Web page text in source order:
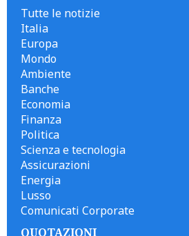
Tutte le notizie
Italia
Europa
Mondo
Ambiente
Banche
Economia
Finanza
Politica
Scienza e tecnologia
Assicurazioni
Energia
Lusso
Comunicati Corporate
QUOTAZIONI